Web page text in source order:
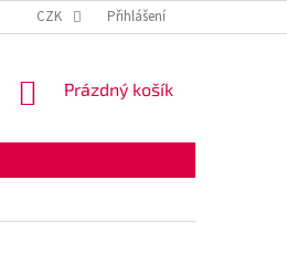
OBCHODNÍ PODMÍNKY
CZK Přihlášení
NÁKUPNÍ
Prázdný košík